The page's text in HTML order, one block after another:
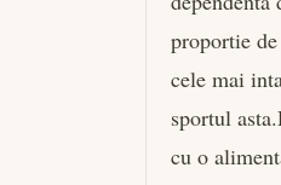
proportie
cele mai
sportul
cu o